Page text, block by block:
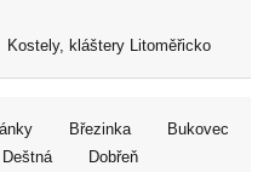
Kostely, kláštery Litoměřicko
Březinka
Bukovec
Deštná
Dobřeň